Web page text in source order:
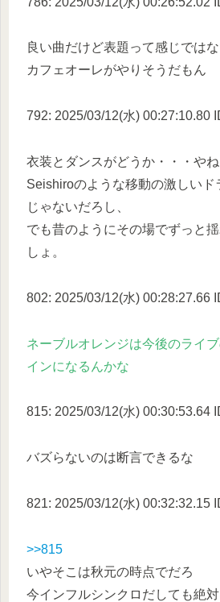
良い曲だけど表題って感じでは
カフェオーレがやりそうだもん
792: 2025/03/12(水) 00:27:10.80
衣装とダンスがどうか・・・やね
Seishiroのような移動の激しいド
じゃないだろし、
でも昔のようにその場でずっと
しょ。
802: 2025/03/12(水) 00:28:27.66
ネーブルオレンジは今後のライ
インになるんかな
815: 2025/03/12(水) 00:30:53.64
バズらないのは断言できるな
821: 2025/03/12(水) 00:32:32.15
>>815
いやそこは秋元の時点でだろ
今インフルシンクロだしても絶